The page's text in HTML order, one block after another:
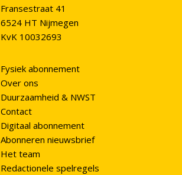
Fransestraat 41
6524 HT Nijmegen
KvK 10032693
Fysiek abonnement
Over ons
Duurzaamheid & NWST
Contact
Digitaal abonnement
Abonneren nieuwsbrief
Het team
Redactionele spelregels